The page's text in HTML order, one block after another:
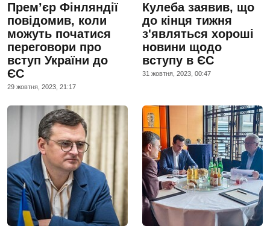
Прем’єр Фінляндії
повідомив, коли
можуть початися
переговори про
вступ України до
ЄС
29 жовтня, 2023, 21:17
Кулеба заявив, що
до кінця тижня
з'являться хороші
новини щодо
вступу в ЄС
31 жовтня, 2023, 00:47